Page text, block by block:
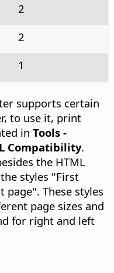
2
2
1
supports certain
to use it, print
in Tools -
Compatibility.
the HTML
styles "First
page". These styles
page sizes and
for right and left